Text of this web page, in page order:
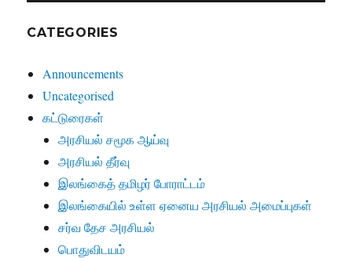
CATEGORIES
Announcements
Uncategorised
கட்டுரைகள்
அரசியல் சமூக ஆய்வு
அரசியல் தீர்வு
இலங்கைத் தமிழர் போராட்டம்
இலங்கையில் உள்ள ஏனைய அரசியல் அமைப்புகள்
சர்வ தேச அரசியல்
பொதுவிடயம்